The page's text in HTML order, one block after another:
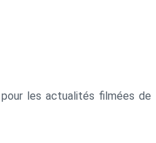
les actualités filmées